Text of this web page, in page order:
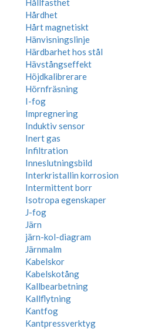
Hårdhet
Hårt magnetiskt
Hänvisningslinje
Härdbarhet hos stål
Hävstångseffekt
Höjdkalibrerare
Hörnfräsning
I-fog
Impregnering
Induktiv sensor
Inert gas
Infiltration
Inneslutningsbild
Interkristallin korrosion
Intermittent borr
Isotropa egenskaper
J-fog
Järn
järn-kol-diagram
Järnmalm
Kabelskor
Kabelskotång
Kallbearbetning
Kallflytning
Kantfog
Kantpressverktyg